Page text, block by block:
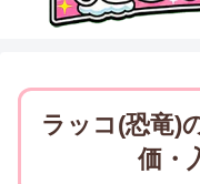
ラッコ(恐竜)
価・